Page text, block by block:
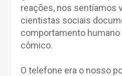
reações, nos sentíamos
cientistas sociais
comportamento
cômico.
O telefone era o nosso